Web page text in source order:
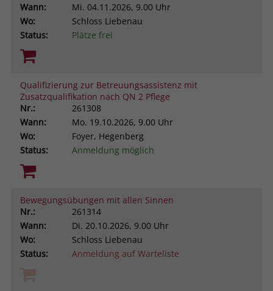
Wann:
Mi. 04.11.2026, 9.00 Uhr
Wo:
Schloss Liebenau
Status:
Plätze frei
Qualifizierung zur Betreuungsassistenz mit
Zusatzqualifikation nach QN 2 Pflege
Nr.:
261308
Wann:
Mo. 19.10.2026, 9.00 Uhr
Wo:
Foyer, Hegenberg
Status:
Anmeldung möglich
Bewegungsübungen mit allen Sinnen
Nr.:
261314
Wann:
Di. 20.10.2026, 9.00 Uhr
Wo:
Schloss Liebenau
Status:
Anmeldung auf Warteliste